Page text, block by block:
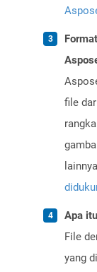
file
Apa
File
yang